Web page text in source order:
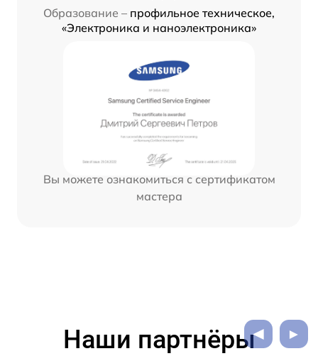
Образование – профильное техническое,
«Электроника и наноэлектроника»
Вы можете ознакомиться с сертификатом
мастера
Наши партнёры